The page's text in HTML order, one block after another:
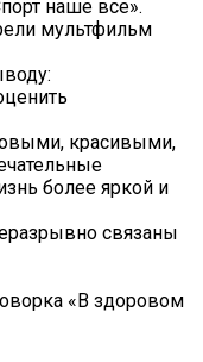
наше все».
мультфильм
красивыми,
более яркой и
связаны
«В здоровом